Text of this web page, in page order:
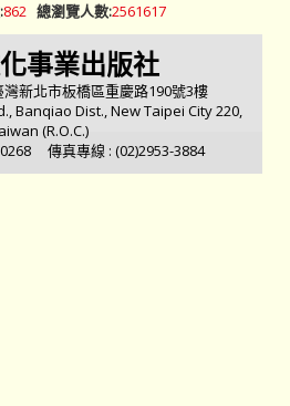
862 總瀏覽人數:2561617
事業出版社
灣新北市板橋區重慶路190號3樓
Banqiao Dist., New Taipei City 220,
(R.O.C.)
傳真專線 : (02)2953-3884